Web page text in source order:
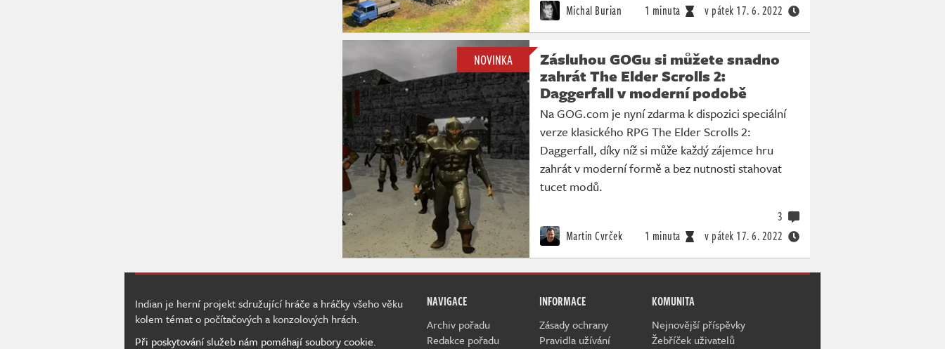
Michal Burian 1 minuta v pátek 17. 6. 2022
NOVINKA
Zásluhou GOGu si můžete snadno
zahrát The Elder Scrolls 2:
Daggerfall v moderní podobě
Na GOG.com je nyní zdarma k dispozici speciální
verze klasického RPG The Elder Scrolls 2:
Daggerfall, díky níž si může každý zájemce hru
zahrát v moderní formě a bez nutnosti stahovat
tucet modů.
Martin Cvrček 1 minuta v pátek 17. 6. 2022
3
NAVIGACE
Archiv pořadu
Redakce pořadu
INFORMACE
Zásady ochrany
Pravidla užívání
KOMUNITA
Nejnovější příspěvky
Žebříček uživatelů
Indian je herní projekt sdružující hráče a hráčky všeho věku
kolem témat o počítačových a konzolových hrách.
Při poskytování služeb nám pomáhají soubory cookie.